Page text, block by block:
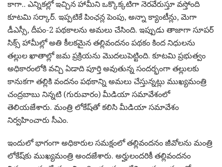
కాగా.. ఎన్నికల్లో ఇచ్చిన హామీని ఒక్కొక్కటిగా నెరవేరుస్తూ వస్తోంది
కూటమి సర్కార్. ఇప్పటికే పింఛన్ల పెంపు, అన్నా క్యాంటీన్లు, మెగా
డీఎస్సీ, దీపం-2 పథకాలను అమలు చేసింది. ఇప్పుడు తాజాగా సూపర్
సిక్స్‌ హామీల్లో అతి కీలకమైన తల్లివందనం పథకం కింద నిధులను
తల్లుల ఖాతాల్లో జమ ప్రక్రియను మొదలుపెట్టింది. కూటమి ప్రభుత్వం
అధికారంలోకి వచ్చి ఏడాది పూర్తి అవుతున్న సందర్భంగా తల్లులకు
కానుకగా తల్లికి వందనం పథకాన్ని అమలు చేస్తున్నట్లు ముఖ్యమంత్రి
చంద్రబాబు నిన్నటి (గురువారం) మీడియా సమావేశంలో
తెలియజేశారు. మంత్రి లోకేష్‌తో కలిసి మీడియా సమావేశం
నిర్వహించారు సీఎం.
ఇందులో భాగంగా అధికారుల సమక్షంలో తల్లివందనం జీవోలను మంత్రి
లోకేష్‌‌కు ముఖ్యమంత్రి అందజేశారు. అర్హులందరికీ తల్లివందనం